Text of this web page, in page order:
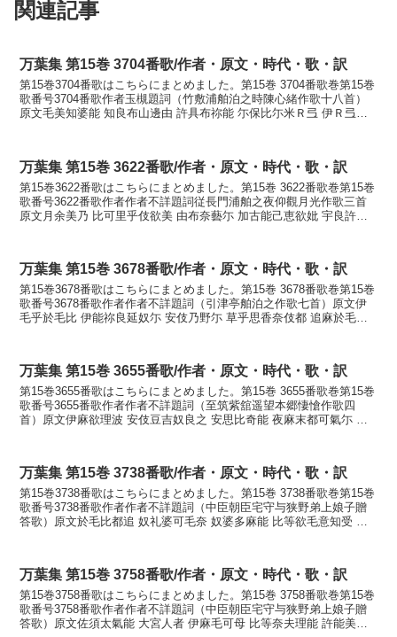
関連記事
万葉集 第15巻 3704番歌/作者・原文・時代・歌・訳
第15巻3704番歌はこちらにまとめました。第15巻 3704番歌巻第15巻
歌番号3704番歌作者玉槻題詞（竹敷浦舶泊之時陳心緒作歌十八首）
原文毛美知婆能 知良布山邊由 許具布祢能 尓保比尓米Ｒ弖 伊Ｒ弖伎
万葉集 第15巻 3622番歌/作者・原文・時代・歌・訳
第15巻3622番歌はこちらにまとめました。第15巻 3622番歌巻第15巻
歌番号3622番歌作者作者不詳題詞従長門浦舶之夜仰觀月光作歌三首
原文月余美乃 比可里乎伎欲美 由布奈藝尓 加古能己恵欲妣 宇良許具
万葉集 第15巻 3678番歌/作者・原文・時代・歌・訳
第15巻3678番歌はこちらにまとめました。第15巻 3678番歌巻第15巻
歌番号3678番歌作者作者不詳題詞（引津亭舶泊之作歌七首）原文伊
毛乎於毛比 伊能祢良延奴尓 安伎乃野尓 草乎思香奈伎都 追麻於毛比
万葉集 第15巻 3655番歌/作者・原文・時代・歌・訳
第15巻3655番歌はこちらにまとめました。第15巻 3655番歌巻第15巻
歌番号3655番歌作者作者不詳題詞（至筑紫舘遥望本郷悽愴作歌四
首）原文伊麻欲理波 安伎豆吉奴良之 安思比奇能 夜麻末都可氣尓 日
万葉集 第15巻 3738番歌/作者・原文・時代・歌・訳
第15巻3738番歌はこちらにまとめました。第15巻 3738番歌巻第15巻
歌番号3738番歌作者作者不詳題詞（中臣朝臣宅守与狭野弟上娘子贈
答歌）原文於毛比都追 奴礼婆可毛奈 奴婆多麻能 比等欲毛意知受 伊
万葉集 第15巻 3758番歌/作者・原文・時代・歌・訳
第15巻3758番歌はこちらにまとめました。第15巻 3758番歌巻第15巻
歌番号3758番歌作者作者不詳題詞（中臣朝臣宅守与狭野弟上娘子贈
答歌）原文佐須太氣能 大宮人者 伊麻毛可母 比等奈夫理能 許能美多